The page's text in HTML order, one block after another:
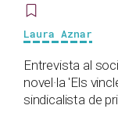
Laura Aznar
Entrevista al
novel·la 'Els
sindicalista de